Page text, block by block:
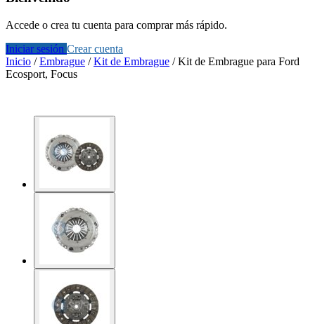
Accede o crea tu cuenta para comprar más rápido.
Iniciar sesión Crear cuenta
Inicio /Embrague /Kit de Embrague /Kit de Embrague para Ford
Ecosport, Focus